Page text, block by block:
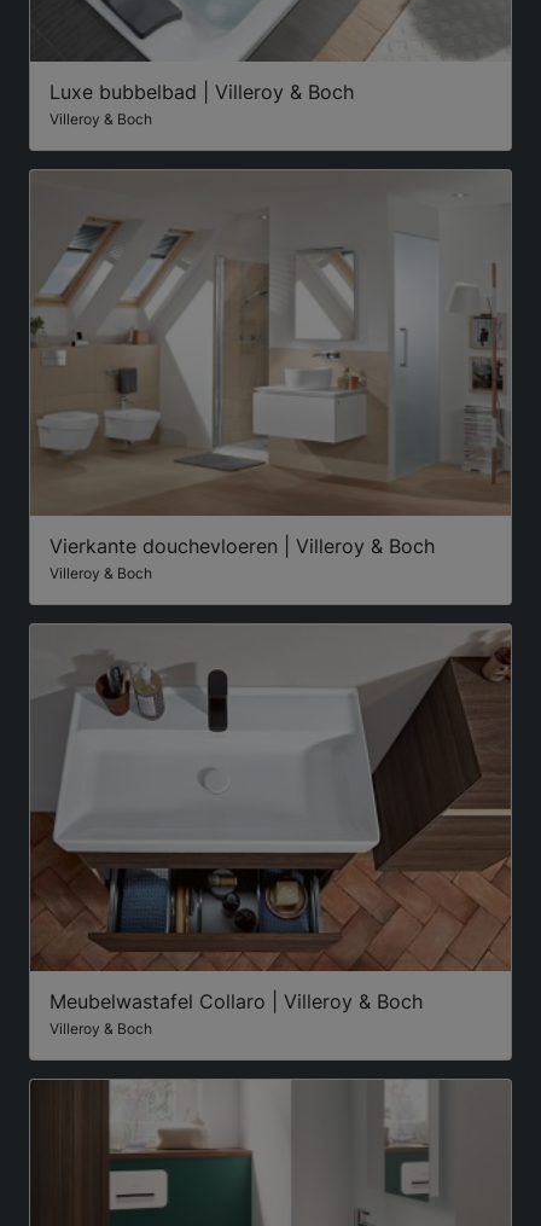
Luxe bubbelbad | Villeroy & Boch
Villeroy & Boch
Vierkante douchevloeren | Villeroy & Boch
Villeroy & Boch
Meubelwastafel Collaro | Villeroy & Boch
Villeroy & Boch